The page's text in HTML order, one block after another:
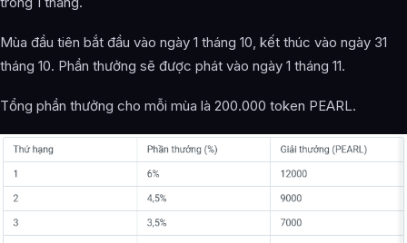
Mùa đầu tiên bắt đầu vào ngày 1 tháng 10, kết thúc vào ngày 31
tháng 10. Phần thưởng sẽ được phát vào ngày 1 tháng 11.‌
Tổng phần thưởng cho mỗi mùa là 200.000 token PEARL.